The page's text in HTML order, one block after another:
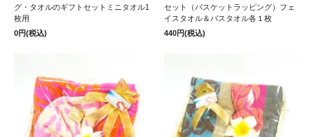
グ・タオルのギフトセットミニタオル1
枚用
0円(税込)
セット（バスケットラッピング）フェ
イスタオル＆バスタオル各１枚
440円(税込)